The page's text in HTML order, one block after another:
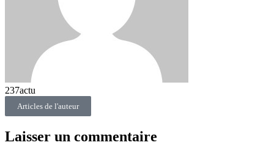
237actu
Articles de l'auteur
Laisser un commentaire